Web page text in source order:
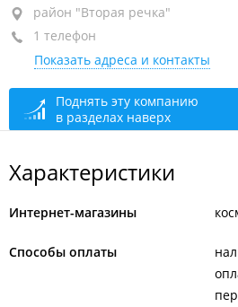
район "Вторая речка", ул.
каб. 11
+7 984 149-70-33
закрыто, откроется в 09:00
район "Вторая речка"
1 телефон
Показать адреса и контакты
Поднять эту компанию
в разделах наверх
Характеристики
Интернет-магазины
Способы оплаты